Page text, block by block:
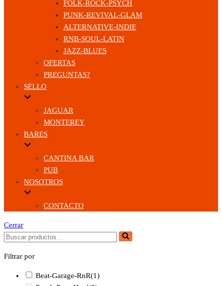
FOLK-ROCK-PSYCH
PUNK-REVIVAL-GLAM
ALTERNATIVE-INDIE
RNB-SOUL-LATIN
JAZZ-BLUES
OFERTAS
PREGUNTAS?
SELLO
JAGUAR
MONTEREY
BARES
CANTINA BAR
PUB
NOSOTROS
CONTACTO
Cerrar
Buscar...
Filtrar por
Beat-Garage-RnR(1)